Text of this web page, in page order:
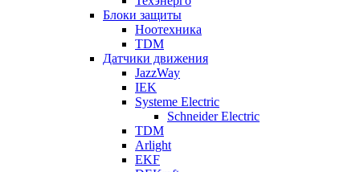
Блоки защиты
Ноотехника
TDM
Датчики движения
JazzWay
IEK
Systeme Electric
Schneider Electric
TDM
Arlight
EKF